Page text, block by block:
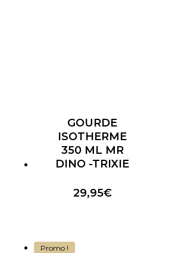
GOURDE
ISOTHERME
350 ML MR
DINO -TRIXIE
29,95€
Promo !